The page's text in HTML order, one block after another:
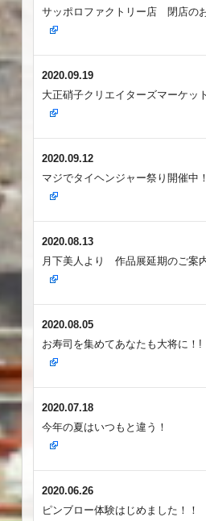
サッポロファクトリー店 閉店の
2020.09.19
大正硝子クリエイターズマーケッ
2020.09.12
マジでタイヘンジャー祭り開催中
2020.08.13
月下美人より 作品展延期のご案
2020.08.05
お寿司を集めてあなたも大将に！!
2020.07.18
今年の夏はいつもと違う！
2020.06.26
ピンブロー体験はじめました！！